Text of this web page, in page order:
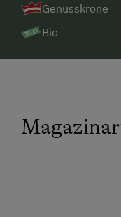
Genusskrone
Bio